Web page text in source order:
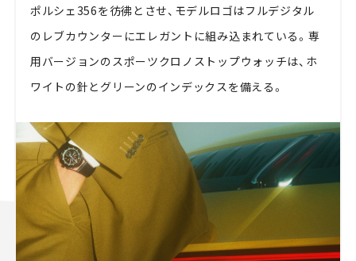
ポルシェ356を彷彿とさせ、モデルロゴはフルデジタル
のレブカウンターにエレガントに組み込まれている。専
用バージョンのスポーツクロノストップウォッチは、ホ
ワイトの針とグリーンのインデックスを備える。